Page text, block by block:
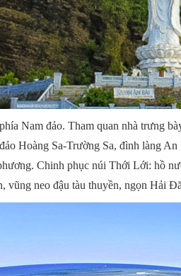
Nam đảo. Tham quan nhà trưng
Hoàng Sa-Trường Sa, đình làng
Chinh phục núi Thới Lới: hồ
vũng neo đậu tàu thuyền, ngọn Hải